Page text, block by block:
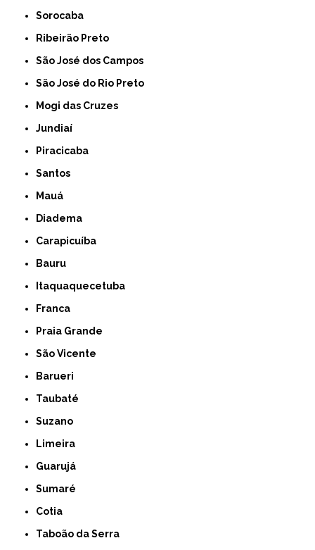
Sorocaba
Ribeirão Preto
São José dos Campos
São José do Rio Preto
Mogi das Cruzes
Jundiaí
Piracicaba
Santos
Mauá
Diadema
Carapicuíba
Bauru
Itaquaquecetuba
Franca
Praia Grande
São Vicente
Barueri
Taubaté
Suzano
Limeira
Guarujá
Sumaré
Cotia
Taboão da Serra